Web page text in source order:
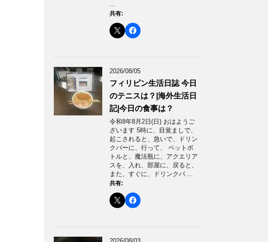
...
共有:
2026/08/05
フィリピン生活日誌 今日
のテニスは？|海外生活日
記|今日の食事は？
令和8年8月2日(日) おはようご
ざいます 5時に、目覚ましで、
起こされると、急いで、ドリン
クバーに、行って、 ペットボ
トルと、魔法瓶に、アクエリア
スを、入れ、部屋に、戻ると、
また、すぐに、ドリンクバ ...
共有: